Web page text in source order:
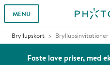
MENU
Bryllupskort Bryllupsinvitationer
Faste lave priser, med